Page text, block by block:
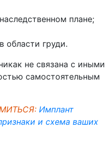
плане;
груди.
не связана с иными
самостоятельным
Имплант
и схема ваших